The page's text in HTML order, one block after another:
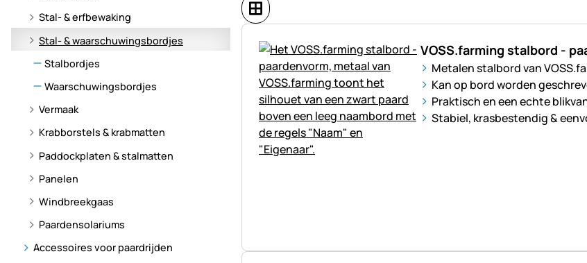
Stal- & erfbewaking
Stal- & waarschuwingsbordjes
Stalbordjes
Waarschuwingsbordjes
Vermaak
Krabborstels & krabmatten
Paddockplaten & stalmatten
Panelen
Windbreekgaas
Paardensolariums
Accessoires voor paardrijden
VOSS.farming stalbord -
Metalen stalbord van
Kan op bord worden
Praktisch en een echte
Stabiel, krasbestendig &